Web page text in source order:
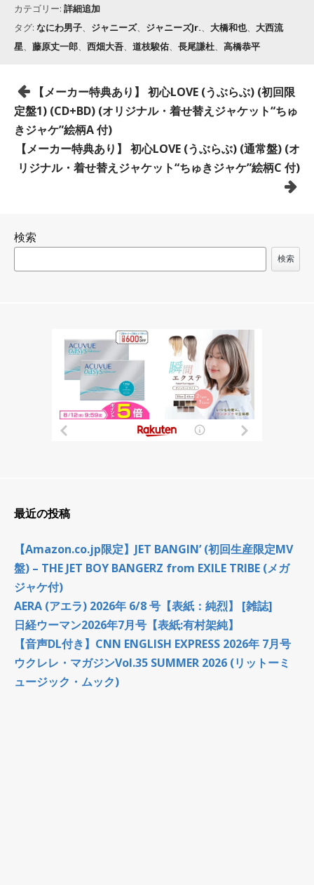
カテゴリー: 詳細追加
タグ: なにわ男子、 ジャニーズ、 ジャニーズJr.、 大橋和也、 大西流
星、 藤原丈一郎、 西畑大吾、 道枝駿佑、 長尾謙杜、 高橋恭平
投
稿
ナ
ビ
ゲ
ン
【メーカー特典あり】 初心LOVE (うぶらぶ) (初回限
定盤1) (CD+BD) (オリジナル・着せ替えジャケット“ちゅ
きジャケ”絵柄A 付)
【メーカー特典あり】 初心LOVE (うぶらぶ) (通常盤) (オ
リジナル・着せ替えジャケット“ちゅきジャケ”絵柄C 付)
検索
検索
最近の投稿
【Amazon.co.jp限定】JET BANGIN’ (初回生産限定MV
盤) – THE JET BOY BANGERZ from EXILE TRIBE (メガ
ジャケ付)
AERA (アエラ) 2026年 6/8 号【表紙：純烈】 [雑誌]
日経ウーマン2026年7月号【表紙:有村架純】
【音声DL付き】CNN ENGLISH EXPRESS 2026年 7月号
ウクレレ・マガジンVol.35 SUMMER 2026 (リットーミ
ュージック・ムック)